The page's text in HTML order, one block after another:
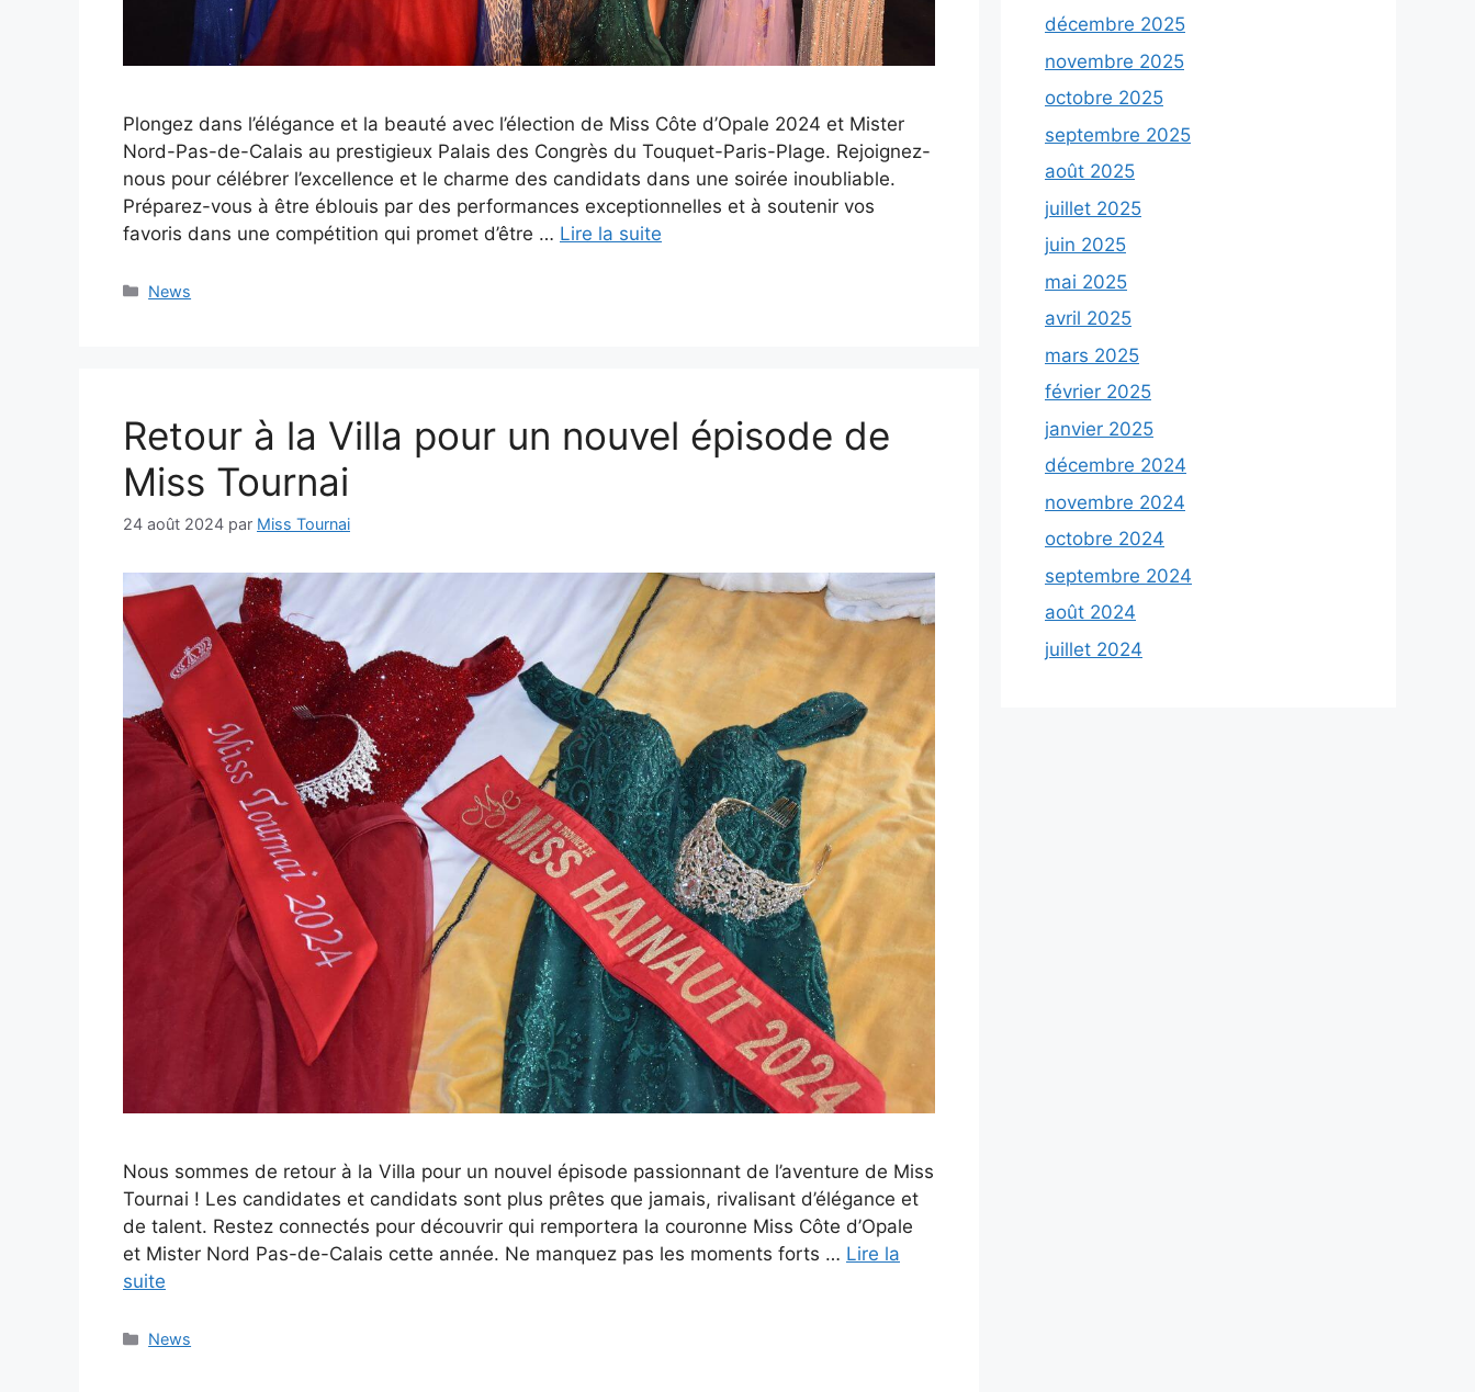
Plongez dans l’élégance et la beauté avec l’élection de Miss Côte d’Opale 2024 et Mister
Nord-Pas-de-Calais au prestigieux Palais des Congrès du Touquet-Paris-Plage. Rejoignez-
nous pour célébrer l’excellence et le charme des candidats dans une soirée inoubliable.
Préparez-vous à être éblouis par des performances exceptionnelles et à soutenir vos
favoris dans une compétition qui promet d’être … Lire la suite
Catégories
News
Retour à la Villa pour un nouvel épisode de
Miss Tournai
24 août 2024 par Miss Tournai
Nous sommes de retour à la Villa pour un nouvel épisode passionnant de l’aventure de Miss
Tournai ! Les candidates et candidats sont plus prêtes que jamais, rivalisant d’élégance et
de talent. Restez connectés pour découvrir qui remportera la couronne Miss Côte d’Opale
et Mister Nord Pas-de-Calais cette année. Ne manquez pas les moments forts … Lire la
suite
Catégories
News
décembre 2025
novembre 2025
octobre 2025
septembre 2025
août 2025
juillet 2025
juin 2025
mai 2025
avril 2025
mars 2025
février 2025
janvier 2025
décembre 2024
novembre 2024
octobre 2024
septembre 2024
août 2024
juillet 2024